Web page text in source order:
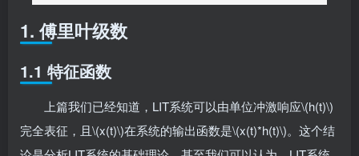
1. 傅里叶级数
1.1 特征函数
上篇我们已经知道，LIT系统可以由单位冲激响应\(h(t)\)
完全表征，且\(x(t)\)在系统的输出函数是\(x(t)*h(t)\)。这个结